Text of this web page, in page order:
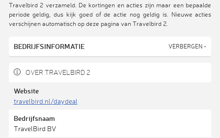
Travelbird 2 verzameld. De kortingen en acties zijn maar een bepaalde
periode geldig, dus kijk goed of de actie nog geldig is. Nieuwe acties
verschijnen automatisch op deze pagina van Travelbird 2.
BEDRIJFSINFORMATIE VERBERGEN -
OVER TRAVELBIRD 2
Website
travelbird.nl/daydeal
Bedrijfsnaam
TravelBird BV